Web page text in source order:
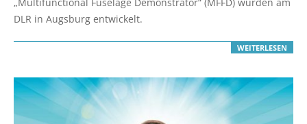
DLR in Augsburg entwickelt.
WEITERLESEN